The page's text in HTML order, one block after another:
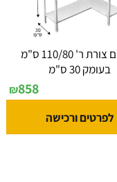
מדפים צורת ר' 110/80 ס"מ
בעומק 30 ס"מ
₪858
לפרטים ורכישה